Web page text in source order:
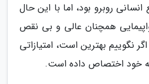
انسانی روبرو بود، اما با این حال
همچنان عالی و بی نقص
نگوییم بهترین است، امتیازاتی
خود اختصاص داده است.